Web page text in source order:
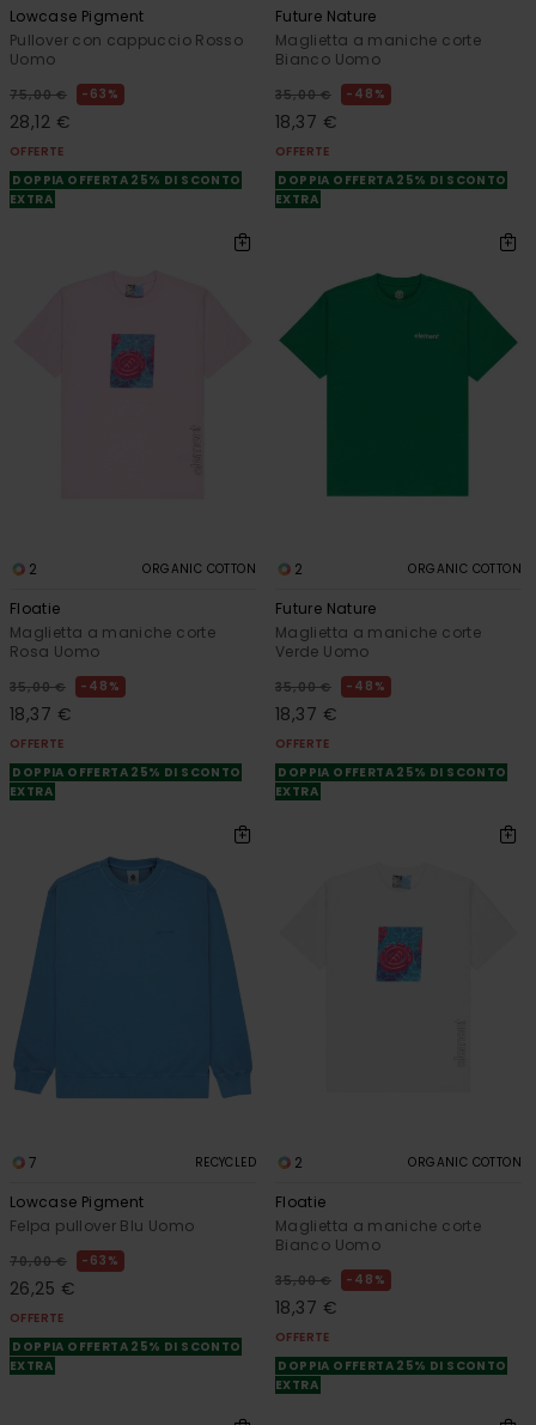
Lowcase Pigment
Pullover con cappuccio Rosso
Uomo
75,00 € 63%
28,12 €
OFFERTE
DOPPIA OFFERTA 25% DI SCONTO
EXTRA
Future Nature
Maglietta a maniche corte
Bianco Uomo
35,00 € 48%
18,37 €
OFFERTE
DOPPIA OFFERTA 25% DI SCONTO
EXTRA
2 ORGANIC COTTON
Floatie
Maglietta a maniche corte
Rosa Uomo
35,00 € 48%
18,37 €
OFFERTE
DOPPIA OFFERTA 25% DI SCONTO
EXTRA
2 ORGANIC COTTON
Future Nature
Maglietta a maniche corte
Verde Uomo
35,00 € 48%
18,37 €
OFFERTE
DOPPIA OFFERTA 25% DI SCONTO
EXTRA
7 RECYCLED
Lowcase Pigment
Felpa pullover Blu Uomo
70,00 € 63%
26,25 €
OFFERTE
DOPPIA OFFERTA 25% DI SCONTO
EXTRA
2 ORGANIC COTTON
Floatie
Maglietta a maniche corte
Bianco Uomo
35,00 € 48%
18,37 €
OFFERTE
DOPPIA OFFERTA 25% DI SCONTO
EXTRA